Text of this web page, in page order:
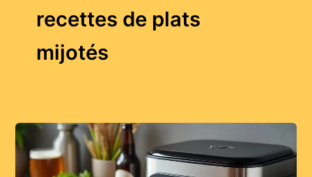
recettes de plats
mijotés